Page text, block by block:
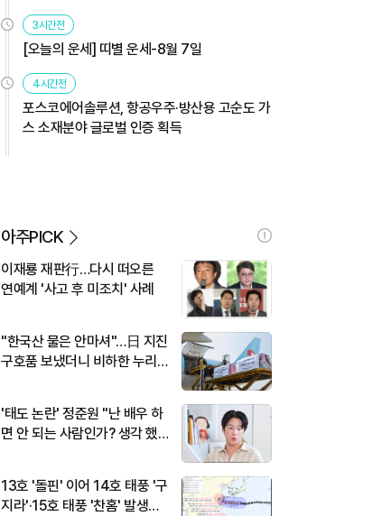
3시간전
[오늘의 운세] 띠별 운세-8월 7일
4시간전
포스코에어솔루션, 항공우주·방산용 고순도 가
스 소재분야 글로벌 인증 획득
아주PICK
이재룡 재판行…다시 떠오른
연예계 '사고 후 미조치' 사례
"한국산 물은 안마셔"…日 지진
구호품 보냈더니 비하한 누리
'태도 논란' 정준원 "난 배우 하
면 안 되는 사람인가? 생각 했
13호 '돌핀' 이어 14호 태풍 '구
지라'·15호 태풍 '찬홈' 발생…